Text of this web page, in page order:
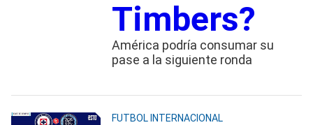
Timbers?
América podría consumar su
pase a la siguiente ronda
FUTBOL INTERNACIONAL